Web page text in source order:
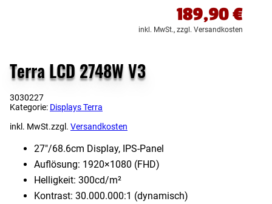
189,90€
inkl. MwSt., zzgl. Versandkosten
Terra LCD 2748W V3
3030227
Kategorie: Displays Terra
inkl. MwSt.zzgl. Versandkosten
27″/68.6cm Display, IPS-Panel
Auflösung: 1920×1080 (FHD)
Helligkeit: 300cd/​m²
Kontrast: 30.000.000:1 (dynamisch)